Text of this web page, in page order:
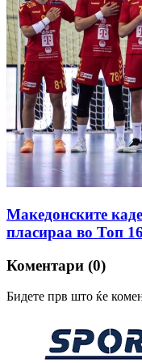
Македонските
пласираа во Топ
Коментари (0)
Бидете прв што ќе